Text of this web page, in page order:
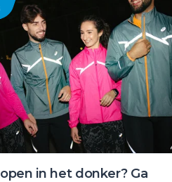
in het donker? Ga